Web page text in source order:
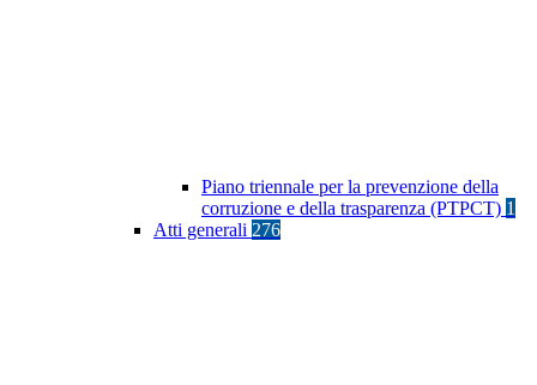
Piano triennale per la prevenzione della
corruzione e della trasparenza (PTPCT) 1
Atti generali 276